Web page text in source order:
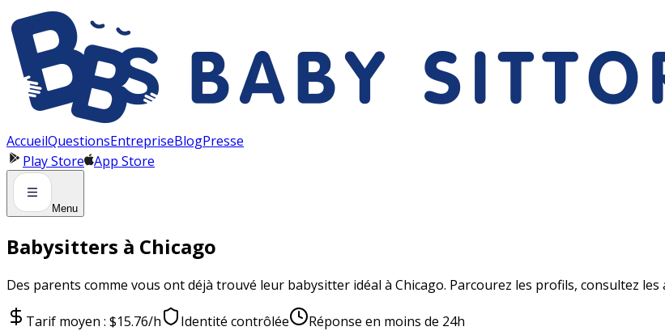
AccueilQuestionsEntrepriseBlogPresse
Play Store App Store
Menu
Babysitters à Chicago
Des parents comme vous ont déjà trouvé leur babysitter idéal à Chicago. Parcourez les profils, consultez
Tarif moyen : $15.76/h Identité contrôlée
Réponse en moins de 24h
Panneau de gestion des cookies